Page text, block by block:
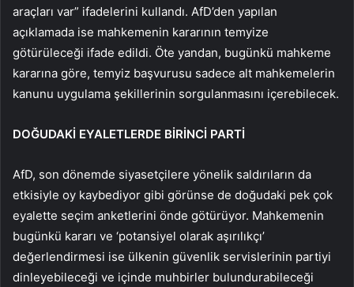
araçları var” ifadelerini kullandı. AfD’den yapılan
açıklamada ise mahkemenin kararının temyize
götürüleceği ifade edildi. Öte yandan, bugünkü mahkeme
kararına göre, temyiz başvurusu sadece alt mahkemelerin
kanunu uygulama şekillerinin sorgulanmasını içerebilecek.
DOĞUDAKİ EYALETLERDE BİRİNCİ PARTİ
AfD, son dönemde siyasetçilere yönelik saldırıların da
etkisiyle oy kaybediyor gibi görünse de doğudaki pek çok
eyalette seçim anketlerini önde götürüyor. Mahkemenin
bugünkü kararı ve ‘potansiyel olarak aşırılıkçı’
değerlendirmesi ise ülkenin güvenlik servislerinin partiyi
dinleyebileceği ve içinde muhbirler bulundurabileceği